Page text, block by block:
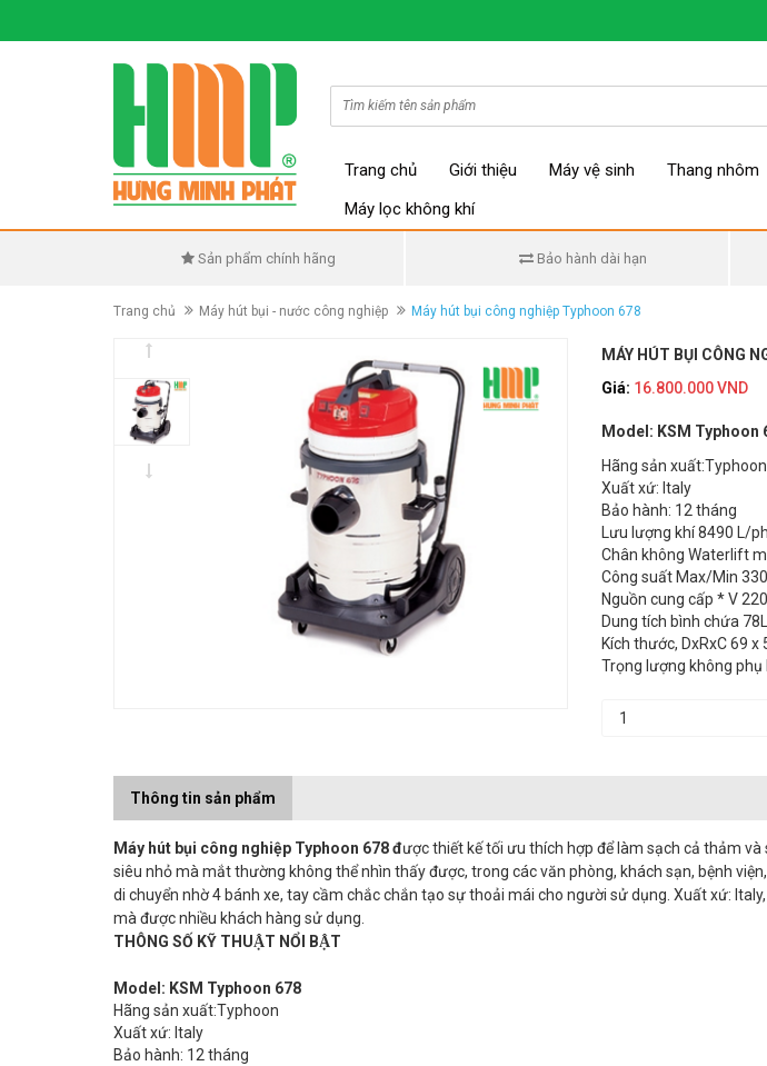
Trang chủ Giới thiệu Máy vệ sinh Thang nhôm
Máy lọc không khí
Sản phẩm chính hãng Bảo hành dài hạn
Trang chủ Máy hút bụi - nước công nghiệp Máy hút bụi công nghiệp Typhoon 678
MÁY HÚT BỤI CÔNG
Giá: 16.800.000 VND
Model: KSM Typhoon
Hãng sản xuất:Typhoon
Xuất xứ: Italy
Bảo hành: 12 tháng
Lưu lượng khí 8490 L/
Chân không Waterlift
Công suất Max/Min
Nguồn cung cấp * V
Dung tích bình chứa 78L
Kích thước, DxRxC 69 x
Trọng lượng không phụ
Thông tin sản phẩm
Máy hút bụi công nghiệp Typhoon 678được thiết kế tối ưu thích hợp để làm sạch cả thảm
siêu nhỏ mà mắt thường không thể nhìn thấy được, trong các văn phòng, khách sạn, bệnh
di chuyển nhờ 4 bánh xe, tay cầm chắc chắn tạo sự thoải mái cho người sử dụng. Xuất xứ:
mà được nhiều khách hàng sử dụng.
THÔNG SỐ KỸ THUẬT NỔI BẬT
Model: KSM Typhoon 678
Hãng sản xuất:Typhoon
Xuất xứ: Italy
Bảo hành: 12 tháng